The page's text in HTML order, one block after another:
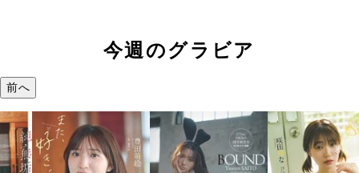
今週のグラビア
前へ